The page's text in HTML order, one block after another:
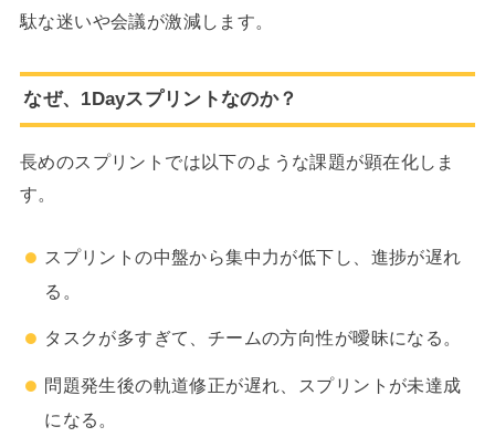
駄な迷いや会議が激減します。
なぜ、1Dayスプリントなのか？
長めのスプリントでは以下のような課題が顕在化しま
す。
スプリントの中盤から集中力が低下し、進捗が遅れ
る。
タスクが多すぎて、チームの方向性が曖昧になる。
問題発生後の軌道修正が遅れ、スプリントが未達成
になる。